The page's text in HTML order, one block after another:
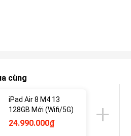
cùng
iPad Air 8 M4 13
128GB Mới (Wifi/5G)
24.990.000₫